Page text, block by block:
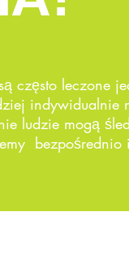
często leczone
indywidualnie
ludzie mogą
bezpośrednio